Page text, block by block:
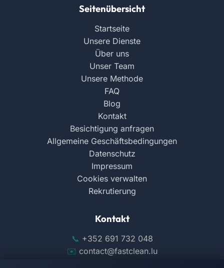
Seitenübersicht
Startseite
Unsere Dienste
Über uns
Unser Team
Unsere Methode
FAQ
Blog
Kontakt
Besichtigung anfragen
Allgemeine Geschäftsbedingungen
Datenschutz
Impressum
Cookies verwalten
Rekrutierung
Kontakt
+352 691 732 048
contact@fastclean.lu